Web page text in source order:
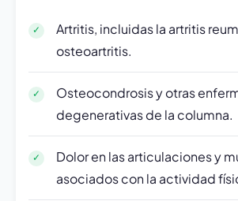
Artritis, incluidas la artritis
osteoartritis.
Osteocondrosis y otras
degenerativas de la columna.
Dolor en las articulaciones y
asociados con la actividad